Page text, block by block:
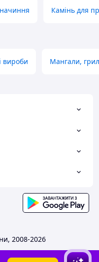
Камінь для
вироби Мангали,
2008-2026